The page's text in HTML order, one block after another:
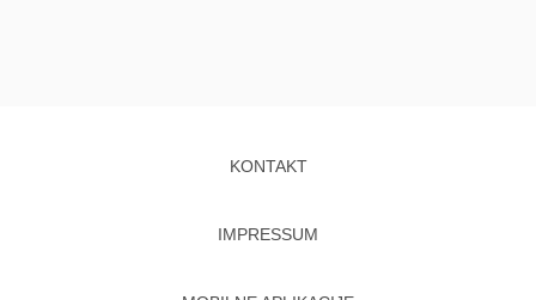
KONTAKT
IMPRESSUM